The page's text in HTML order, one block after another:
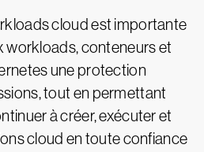
cloud est importante
workloads, conteneurs et
une protection
tout en permettant
à créer, exécuter et
cloud en toute confiance